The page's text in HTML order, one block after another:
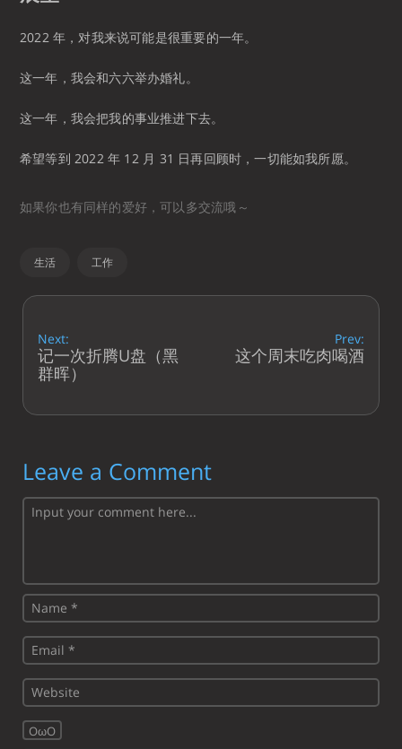
2022 年，对我来说可能是很重要的一年。
这一年，我会和六六举办婚礼。
这一年，我会把我的事业推进下去。
希望等到 2022 年 12 月 31 日再回顾时，一切能如我所愿。
如果你也有同样的爱好，可以多交流哦～
生活 工作
Next:
记一次折腾U盘（黑
群晖）
Prev:
这个周末吃肉喝酒
Leave a Comment
OωO